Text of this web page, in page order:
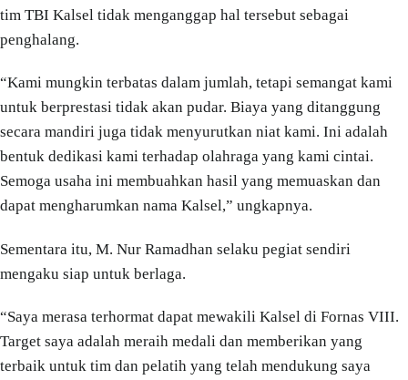
tim TBI Kalsel tidak menganggap hal tersebut sebagai
penghalang.
“Kami mungkin terbatas dalam jumlah, tetapi semangat kami
untuk berprestasi tidak akan pudar. Biaya yang ditanggung
secara mandiri juga tidak menyurutkan niat kami. Ini adalah
bentuk dedikasi kami terhadap olahraga yang kami cintai.
Semoga usaha ini membuahkan hasil yang memuaskan dan
dapat mengharumkan nama Kalsel,” ungkapnya.
Sementara itu, M. Nur Ramadhan selaku pegiat sendiri
mengaku siap untuk berlaga.
“Saya merasa terhormat dapat mewakili Kalsel di Fornas VIII.
Target saya adalah meraih medali dan memberikan yang
terbaik untuk tim dan pelatih yang telah mendukung saya